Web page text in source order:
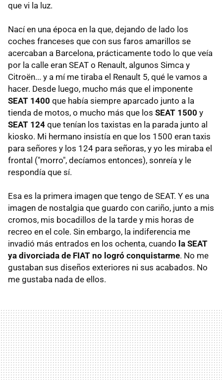
que vi la luz.
Nací en una época en la que, dejando de lado los
coches franceses que con sus faros amarillos se
acercaban a Barcelona, prácticamente todo lo que veía
por la calle eran SEAT o Renault, algunos Simca y
Citroën... y a mí me tiraba el Renault 5, qué le vamos a
hacer. Desde luego, mucho más que el imponente
SEAT 1400 que había siempre aparcado junto a la
tienda de motos, o mucho más que los SEAT 1500 y
SEAT 124 que tenían los taxistas en la parada junto al
kiosko. Mi hermano insistía en que los 1500 eran taxis
para señores y los 124 para señoras, y yo les miraba el
frontal ("morro", decíamos entonces), sonreía y le
respondía que sí.
Esa es la primera imagen que tengo de SEAT. Y es una
imagen de nostalgia que guardo con cariño, junto a mis
cromos, mis bocadillos de la tarde y mis horas de
recreo en el cole. Sin embargo, la indiferencia me
invadió más entrados en los ochenta, cuando la SEAT
ya divorciada de FIAT no logró conquistarme. No me
gustaban sus diseños exteriores ni sus acabados. No
me gustaba nada de ellos.